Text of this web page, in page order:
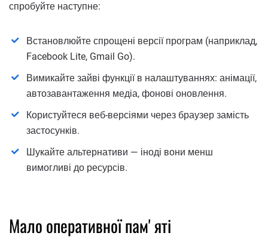
спробуйте наступне:
Встановлюйте спрощені версії програм (наприклад,
Facebook Lite, Gmail Go).
Вимикайте зайві функції в налаштуваннях: анімації,
автозавантаження медіа, фонові оновлення.
Користуйтеся веб-версіями через браузер замість
застосунків.
Шукайте альтернативи — іноді вони менш
вимогливі до ресурсів.
Мало оперативної памʼяті